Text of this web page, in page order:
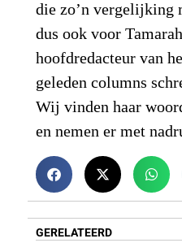
die zo’n vergelijking
dus ook voor
hoofdredacteur van
geleden columns
Wij vinden haar
en nemen er met
GERELATEERD